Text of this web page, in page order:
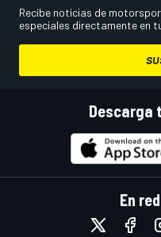
Recibe noticias de
especiales directamente en
Descarga
En